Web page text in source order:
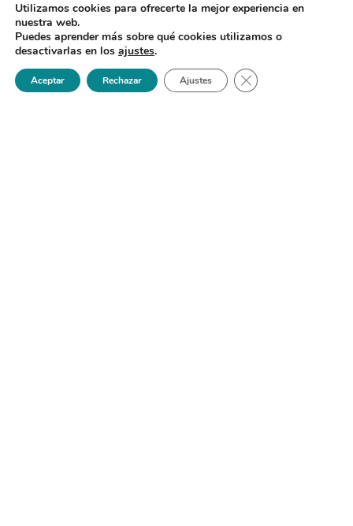
Utilizamos cookies para ofrecerte la mejor experiencia en
nuestra web.
Puedes aprender más sobre qué cookies utilizamos o
desactivarlas en los ajustes.
Aceptar Rechazar Ajustes Cerrar el banner de